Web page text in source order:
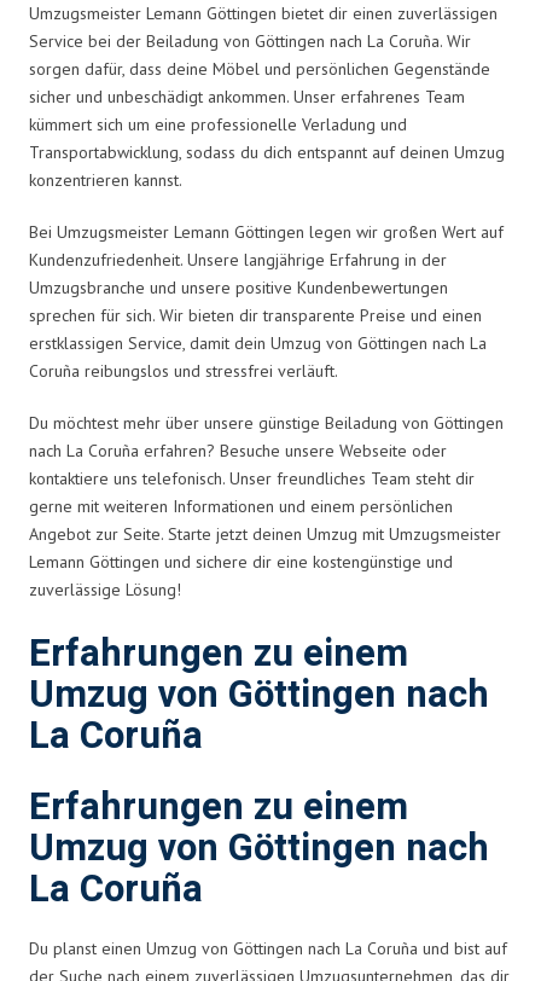
Umzugsmeister Lemann Göttingen bietet dir einen zuverlässigen
Service bei der Beiladung von Göttingen nach La Coruña. Wir
sorgen dafür, dass deine Möbel und persönlichen Gegenstände
sicher und unbeschädigt ankommen. Unser erfahrenes Team
kümmert sich um eine professionelle Verladung und
Transportabwicklung, sodass du dich entspannt auf deinen Umzug
konzentrieren kannst.
Bei Umzugsmeister Lemann Göttingen legen wir großen Wert auf
Kundenzufriedenheit. Unsere langjährige Erfahrung in der
Umzugsbranche und unsere positive Kundenbewertungen
sprechen für sich. Wir bieten dir transparente Preise und einen
erstklassigen Service, damit dein Umzug von Göttingen nach La
Coruña reibungslos und stressfrei verläuft.
Du möchtest mehr über unsere günstige Beiladung von Göttingen
nach La Coruña erfahren? Besuche unsere Webseite oder
kontaktiere uns telefonisch. Unser freundliches Team steht dir
gerne mit weiteren Informationen und einem persönlichen
Angebot zur Seite. Starte jetzt deinen Umzug mit Umzugsmeister
Lemann Göttingen und sichere dir eine kostengünstige und
zuverlässige Lösung!
Erfahrungen zu einem
Umzug von Göttingen nach
La Coruña
Erfahrungen zu einem
Umzug von Göttingen nach
La Coruña
Du planst einen Umzug von Göttingen nach La Coruña und bist auf
der Suche nach einem zuverlässigen Umzugsunternehmen, das dir